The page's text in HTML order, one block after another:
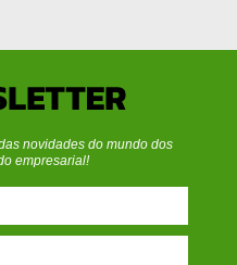
novidades do mundo dos
empresarial!